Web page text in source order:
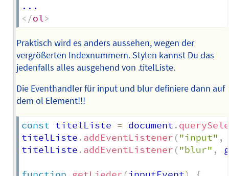
</ol>
Praktisch wird es anders aussehen, wegen der
vergrößerten Indexnummern. Stylen kannst Du das
jedenfalls alles ausgehend von .titelListe.
Die Eventhandler für input und blur definiere dann auf
dem ol Element!!!
const titelListe = document .
titelListe . addEventListener ("input" ,
titelListe . addEventListener ("blur" ,